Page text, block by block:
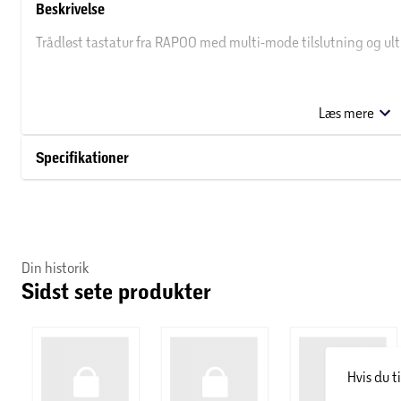
Beskrivelse
Trådløst tastatur fra RAPOO med multi-mode tilslutning og
Ultratyndt 3,9 mm design
Base af aluminiumslegering
Nordisk layout
størrelse har tastaturet taster i fuld størrelse, så det er
Læs mere
Specifikationer
Din historik
Sidst sete produkter
Hvis du